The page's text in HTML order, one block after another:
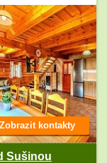
Sušinou
Zobrazit kontakty